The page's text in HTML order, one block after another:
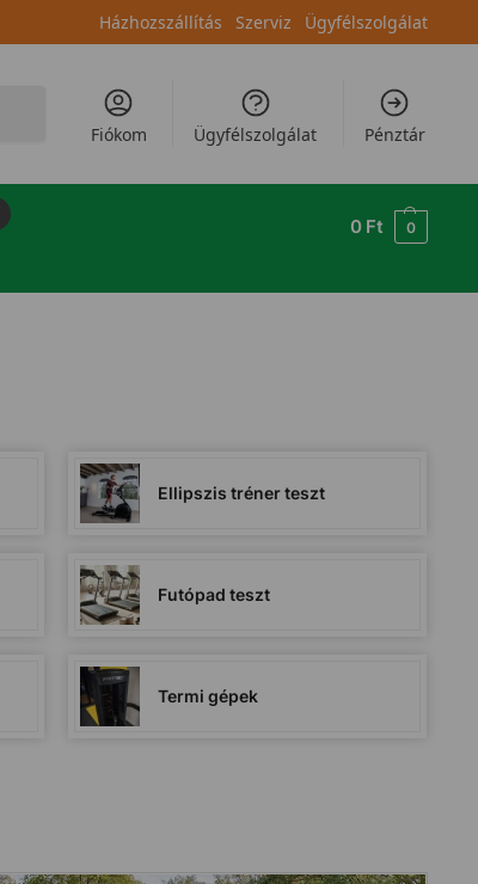
Házhozszállítás Szerviz Ügyfélszolgálat
Fiókom Ügyfélszolgálat Pénztár
0 Ft 0
Ellipszis tréner teszt
Futópad teszt
Termi gépek